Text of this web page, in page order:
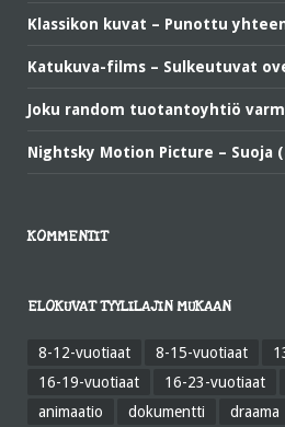
Klassikon kuvat – Punottu
Katukuva-films – Sulkeutuvat
Joku random tuotantoyhtiö
Nightsky Motion Picture – Suoja
KOMMENTIT
ELOKUVAT TYYLILAJIN MUKAAN
8-12-vuotiaat 8-15-vuotiaat
16-19-vuotiaat
16-23-vuotiaat
animaatio
dokumentti draama